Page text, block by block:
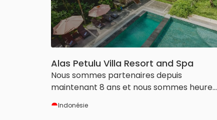
Alas Petulu Villa Resort and Spa
Nous sommes partenaires depuis
maintenant 8 ans et nous sommes heureux
HotelRunner. Cela nous aide beaucoup à
Indonésie